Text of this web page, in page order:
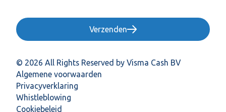
Verzenden
© 2026 All Rights Reserved by Visma Cash BV
Algemene voorwaarden
Privacyverklaring
Whistleblowing
Cookiebeleid